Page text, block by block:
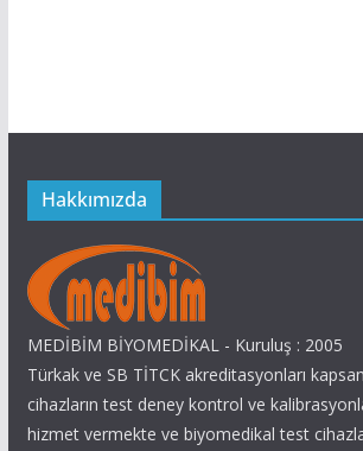
Hakkımızda
MEDİBİM BİYOMEDİKAL - Kuruluş : 2005
Türkak ve SB TİTCK akreditasyonları
cihazların test deney kontrol ve
hizmet vermekte ve biyomedikal test